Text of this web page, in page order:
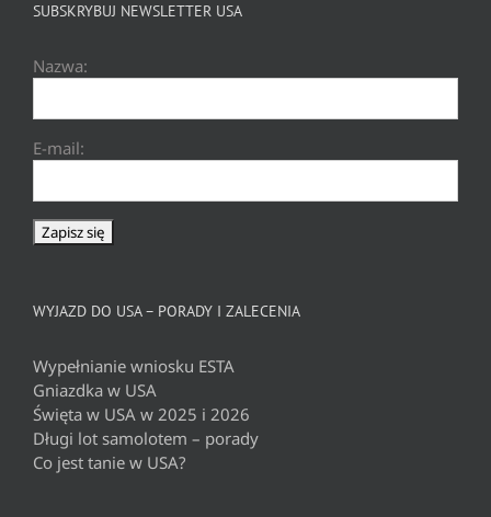
SUBSKRYBUJ NEWSLETTER USA
Nazwa:
E-mail:
WYJAZD DO USA – PORADY I ZALECENIA
Wypełnianie wniosku ESTA
Gniazdka w USA
Święta w USA w 2025 i 2026
Długi lot samolotem – porady
Co jest tanie w USA?